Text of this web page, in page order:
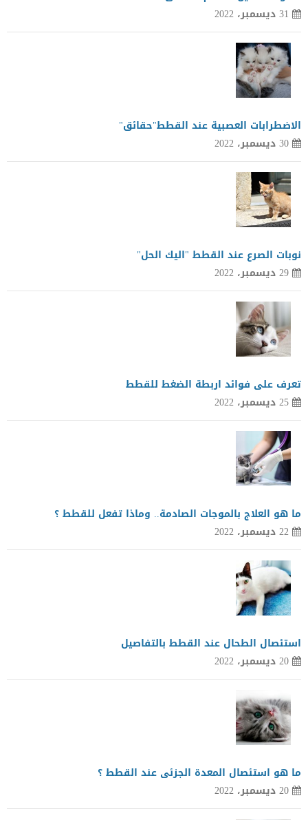
31 ديسمبر، 2022
الاضطرابات العصبية عند القطط"حقائق"
30 ديسمبر، 2022
نوبات الصرع عند القطط "اليك الحل"
29 ديسمبر، 2022
تعرف على فوائد اربطة الضغط للقطط
25 ديسمبر، 2022
ما هو العلاج بالموجات الصادمة.. وماذا تفعل للقطط ؟
22 ديسمبر، 2022
استئصال الطحال عند القطط بالتفاصيل
20 ديسمبر، 2022
ما هو استئصال المعدة الجزئى عند القطط ؟
20 ديسمبر، 2022